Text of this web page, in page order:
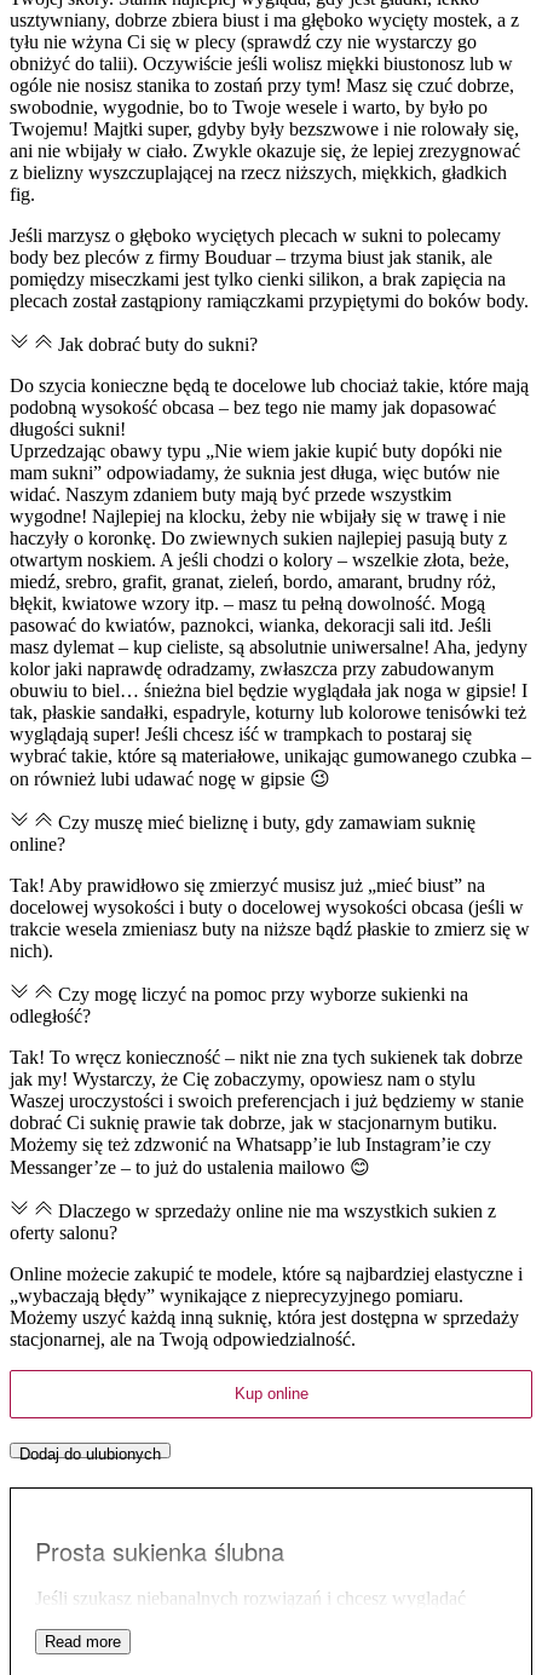
usztywniany, dobrze zbiera biust i ma głęboko wycięty mostek, a z
tyłu nie wżyna Ci się w plecy (sprawdź czy nie wystarczy go
obniżyć do talii). Oczywiście jeśli wolisz miękki biustonosz lub w
ogóle nie nosisz stanika to zostań przy tym! Masz się czuć dobrze,
swobodnie, wygodnie, bo to Twoje wesele i warto, by było po
Twojemu! Majtki super, gdyby były bezszwowe i nie rolowały się,
ani nie wbijały w ciało. Zwykle okazuje się, że lepiej zrezygnować
z bielizny wyszczuplającej na rzecz niższych, miękkich, gładkich
fig.
Jeśli marzysz o głęboko wyciętych plecach w sukni to polecamy
body bez pleców z firmy Bouduar – trzyma biust jak stanik, ale
pomiędzy miseczkami jest tylko cienki silikon, a brak zapięcia na
plecach został zastąpiony ramiączkami przypiętymi do boków body.
Jak dobrać buty do sukni?
Do szycia konieczne będą te docelowe lub chociaż takie, które mają
podobną wysokość obcasa – bez tego nie mamy jak dopasować
długości sukni!
Uprzedzając obawy typu „Nie wiem jakie kupić buty dopóki nie
mam sukni” odpowiadamy, że suknia jest długa, więc butów nie
widać. Naszym zdaniem buty mają być przede wszystkim
wygodne! Najlepiej na klocku, żeby nie wbijały się w trawę i nie
haczyły o koronkę. Do zwiewnych sukien najlepiej pasują buty z
otwartym noskiem. A jeśli chodzi o kolory – wszelkie złota, beże,
miedź, srebro, grafit, granat, zieleń, bordo, amarant, brudny róż,
błękit, kwiatowe wzory itp. – masz tu pełną dowolność. Mogą
pasować do kwiatów, paznokci, wianka, dekoracji sali itd. Jeśli
masz dylemat – kup cieliste, są absolutnie uniwersalne! Aha, jedyny
kolor jaki naprawdę odradzamy, zwłaszcza przy zabudowanym
obuwiu to biel… śnieżna biel będzie wyglądała jak noga w gipsie! I
tak, płaskie sandałki, espadryle, koturny lub kolorowe tenisówki też
wyglądają super! Jeśli chcesz iść w trampkach to postaraj się
wybrać takie, które są materiałowe, unikając gumowanego czubka –
on również lubi udawać nogę w gipsie 😉
Czy muszę mieć bieliznę i buty, gdy zamawiam suknię
online?
Tak! Aby prawidłowo się zmierzyć musisz już „mieć biust” na
docelowej wysokości i buty o docelowej wysokości obcasa (jeśli w
trakcie wesela zmieniasz buty na niższe bądź płaskie to zmierz się w
nich).
Czy mogę liczyć na pomoc przy wyborze sukienki na
odległość?
Tak! To wręcz konieczność – nikt nie zna tych sukienek tak dobrze
jak my! Wystarczy, że Cię zobaczymy, opowiesz nam o stylu
Waszej uroczystości i swoich preferencjach i już będziemy w stanie
dobrać Ci suknię prawie tak dobrze, jak w stacjonarnym butiku.
Możemy się też zdzwonić na Whatsapp’ie lub Instagram’ie czy
Messanger’ze – to już do ustalenia mailowo 😊
Dlaczego w sprzedaży online nie ma wszystkich sukien z
oferty salonu?
Online możecie zakupić te modele, które są najbardziej elastyczne i
„wybaczają błędy” wynikające z nieprecyzyjnego pomiaru.
Możemy uszyć każdą inną suknię, która jest dostępna w sprzedaży
stacjonarnej, ale na Twoją odpowiedzialność.
Kup online
Dodaj do ulubionych
Prosta sukienka ślubna
Jeśli szukasz niebanalnych rozwiązań i chcesz wyglądać
to jedna propozycji